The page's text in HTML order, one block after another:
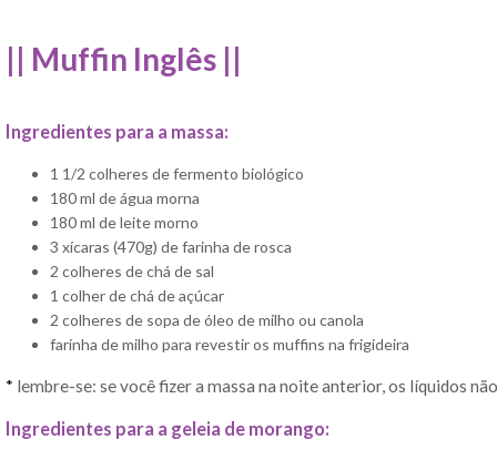
|| Muffin Inglês ||
Ingredientes para a massa:
1 1/2 colheres de fermento biológico
180 ml de água morna
180 ml de leite morno
3 xícaras (470g) de farinha de rosca
2 colheres de chá de sal
1 colher de chá de açúcar
2 colheres de sopa de óleo de milho ou canola
farinha de milho para revestir os muffins na frigideira
* lembre-se: se você fizer a massa na noite anterior, os líquidos
Ingredientes para a geleia de morango: